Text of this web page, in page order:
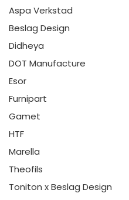
Aspa Verkstad
Beslag Design
Didheya
DOT Manufacture
Esor
Furnipart
Gamet
HTF
Marella
Theofils
Toniton x Beslag Design